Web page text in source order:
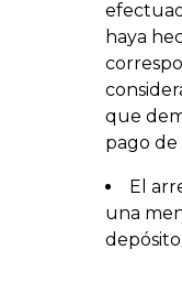
haya
que
pago de
El
una
depósito.